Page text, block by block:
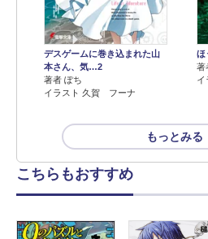
デスゲームに巻き込まれた山
本さん、気…2
著者 ぽち
イラスト 久賀 フーナ
ほ
著
イ
もっとみる
こちらもおすすめ